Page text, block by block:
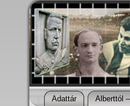
Adattár Alberttól